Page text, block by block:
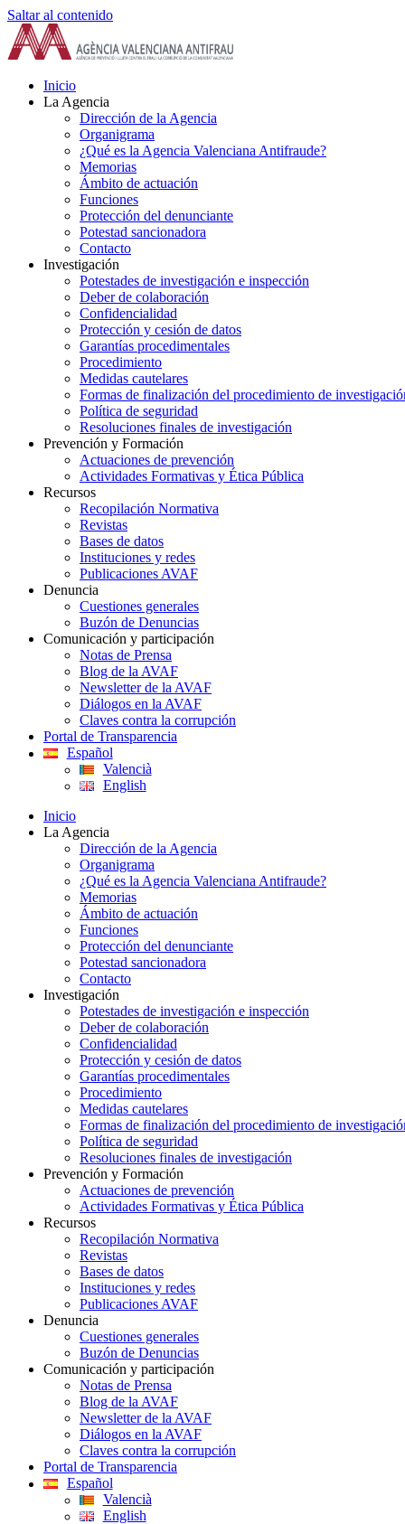
Saltar al contenido
Inicio
La Agencia
Dirección de la Agencia
Organigrama
¿Qué es la Agencia Valenciana Antifraude?
Memorias
Ámbito de actuación
Funciones
Protección del denunciante
Potestad sancionadora
Contacto
Investigación
Potestades de investigación e inspección
Deber de colaboración
Confidencialidad
Protección y cesión de datos
Garantías procedimentales
Procedimiento
Medidas cautelares
Formas de finalización del procedimiento de
Política de seguridad
Resoluciones finales de investigación
Prevención y Formación
Actuaciones de prevención
Actividades Formativas y Ética Pública
Recursos
Recopilación Normativa
Revistas
Bases de datos
Instituciones y redes
Publicaciones AVAF
Denuncia
Cuestiones generales
Buzón de Denuncias
Comunicación y participación
Notas de Prensa
Blog de la AVAF
Newsletter de la AVAF
Diálogos en la AVAF
Claves contra la corrupción
Portal de Transparencia
Español
Valencià
English
Inicio
La Agencia
Dirección de la Agencia
Organigrama
¿Qué es la Agencia Valenciana Antifraude?
Memorias
Ámbito de actuación
Funciones
Protección del denunciante
Potestad sancionadora
Contacto
Investigación
Potestades de investigación e inspección
Deber de colaboración
Confidencialidad
Protección y cesión de datos
Garantías procedimentales
Procedimiento
Medidas cautelares
Formas de finalización del procedimiento de
Política de seguridad
Resoluciones finales de investigación
Prevención y Formación
Actuaciones de prevención
Actividades Formativas y Ética Pública
Recursos
Recopilación Normativa
Revistas
Bases de datos
Instituciones y redes
Publicaciones AVAF
Denuncia
Cuestiones generales
Buzón de Denuncias
Comunicación y participación
Notas de Prensa
Blog de la AVAF
Newsletter de la AVAF
Diálogos en la AVAF
Claves contra la corrupción
Portal de Transparencia
Español
Valencià
English